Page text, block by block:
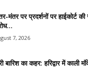
मंतर पर प्रदर्शनों पर हाईकोर्ट
7, 2026
बारिश का कहर: हरिद्वार में काली